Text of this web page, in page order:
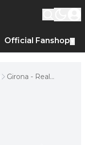
Official Fanshop
Girona - Real